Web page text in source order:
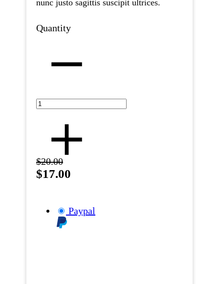
nunc justo sagittis suscipit ultrices.
Quantity
$20.00
$17.00
Paypal